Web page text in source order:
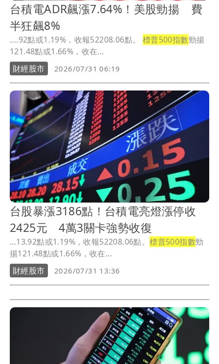
台積電ADR飆漲7.64%！美股勁揚 費
半狂飆8%
....92點或1.19%，收報52208.06點。 標普500指數勁揚
121.48點或1.66%，收在...
財經股市
2026/07/31 06:19
台股暴漲3186點！台積電亮燈漲停收
2425元 4萬3關卡強勢收復
...13.92點或1.19%，收報52208.06點。標普500指數勁
揚121.48點或1.66%，收在...
財經股市
2026/07/31 13:36